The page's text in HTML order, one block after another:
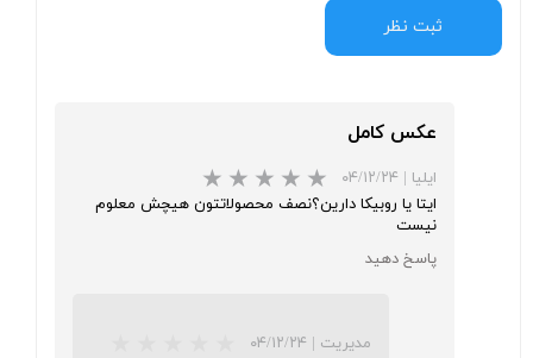
ثبت نظر
عکس کامل
ایلیا | ۰۴/۱۲/۲۴
ایتا یا روبیکا دارین؟نصف محصولاتتون هیچش معلوم
نیست
پاسخ دهید
مدیریت | ۰۴/۱۲/۲۴